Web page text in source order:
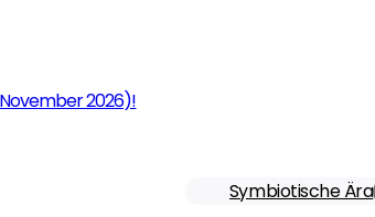
2026)!
Symbiotische Ära